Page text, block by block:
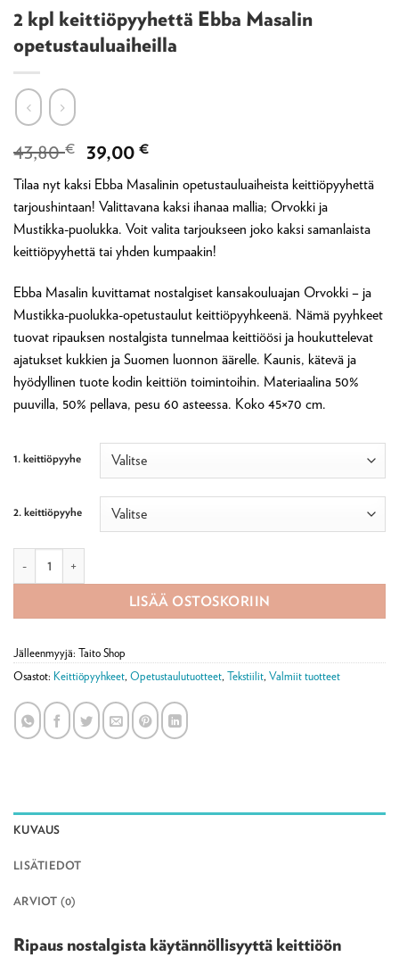
2 kpl keittiöpyyhettä Ebba Masalin
opetustauluaiheilla
43,80€
Alkuperäinen
oli:
43,80 €.
39,00€
on:
39,00 €.
Tilaa nyt kaksi Ebba Masalinin opetustauluaiheista keittiöpyyhettä
tarjoushintaan! Valittavana kaksi ihanaa mallia; Orvokki ja
Mustikka-puolukka. Voit valita tarjoukseen joko kaksi samanlaista
keittiöpyyhettä tai yhden kumpaakin!
Ebba Masalin kuvittamat nostalgiset kansakouluajan Orvokki – ja
Mustikka-puolukka-opetustaulut keittiöpyyhkeenä. Nämä pyyhkeet
tuovat ripauksen nostalgista tunnelmaa keittiöösi ja houkuttelevat
ajatukset kukkien ja Suomen luonnon äärelle. Kaunis, kätevä ja
hyödyllinen tuote kodin keittiön toimintoihin. Materiaalina 50%
puuvilla, 50% pellava, pesu 60 asteessa. Koko 45×70 cm.
1. keittiöpyyhe
2. keittiöpyyhe
LISÄÄ OSTOSKORIIN
Jälleenmyyjä: Taito Shop
Osastot: Keittiöpyyhkeet, Opetustaulutuotteet, Tekstiilit, Valmiit tuotteet
KUVAUS
LISÄTIEDOT
ARVIOT (0)
Ripaus nostalgista käytännöllisyyttä keittiöön